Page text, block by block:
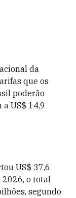
da
que os
poderão
US$ 14,9
US$ 37,6
2026, o total
segundo